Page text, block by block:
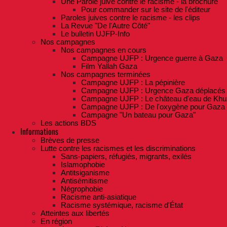
Pour commander sur le site de l'éditeur
Paroles juives contre le racisme - les clips
La Revue "De l'Autre Côté"
Le bulletin UJFP-Info
Nos campagnes
Nos campagnes en cours
Campagne UJFP : Urgence guerre à Gaza
Film Yallah Gaza
Nos campagnes terminées
Campagne UJFP : La pépinière
Campagne UJFP : Urgence Gaza déplacés
Campagne UJFP : Le château d'eau de
Campagne UJFP : De l'oxygène pour Gaza
Campagne "Un bateau pour Gaza"
Les actions BDS
Informations
Brèves de presse
Lutte contre les racismes et les discriminations
Sans-papiers, réfugiés, migrants, exilés
Islamophobie
Antitsiganisme
Antisémitisme
Négrophobie
Racisme anti-asiatique
Racisme systémique, racisme d'État
Atteintes aux libertés
En région